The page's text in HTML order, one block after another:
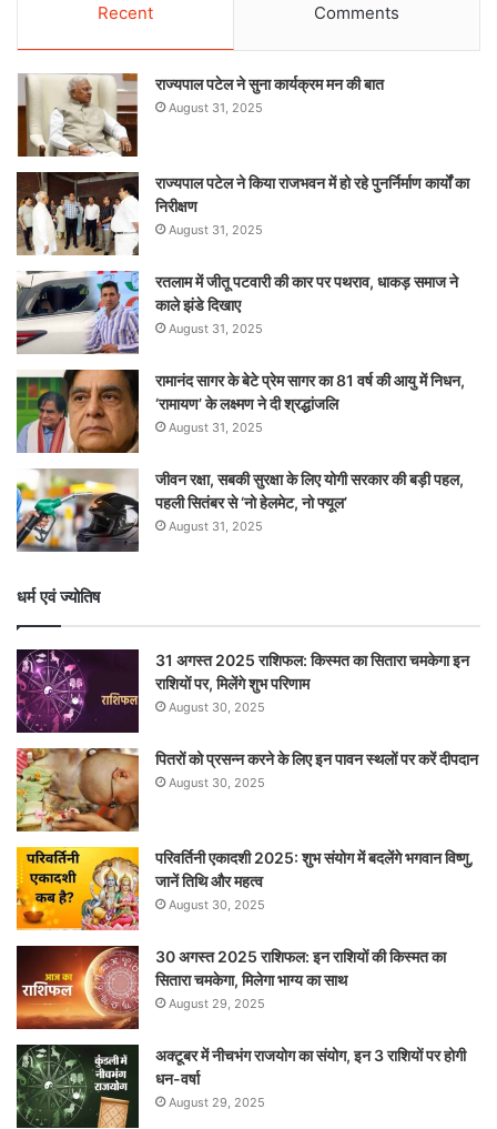
Recent Comments
राज्यपाल पटेल ने सुना कार्यक्रम मन की बात
August 31, 2025
राज्यपाल पटेल ने किया राजभवन में हो रहे पुनर्निर्माण कार्यों का
निरीक्षण
August 31, 2025
रतलाम में जीतू पटवारी की कार पर पथराव, धाकड़ समाज ने
काले झंडे दिखाए
August 31, 2025
रामानंद सागर के बेटे प्रेम सागर का 81 वर्ष की आयु में निधन,
‘रामायण’ के लक्ष्मण ने दी श्रद्धांजलि
August 31, 2025
जीवन रक्षा, सबकी सुरक्षा के लिए योगी सरकार की बड़ी पहल,
पहली सितंबर से ‘नो हेलमेट, नो फ्यूल’
August 31, 2025
धर्म एवं ज्योतिष
31 अगस्त 2025 राशिफल: किस्मत का सितारा चमकेगा इन
राशियों पर, मिलेंगे शुभ परिणाम
August 30, 2025
पितरों को प्रसन्न करने के लिए इन पावन स्थलों पर करें दीपदान
August 30, 2025
परिवर्तिनी एकादशी 2025: शुभ संयोग में बदलेंगे भगवान विष्णु,
जानें तिथि और महत्व
August 30, 2025
30 अगस्त 2025 राशिफल: इन राशियों की किस्मत का
सितारा चमकेगा, मिलेगा भाग्य का साथ
August 29, 2025
अक्टूबर में नीचभंग राजयोग का संयोग, इन 3 राशियों पर होगी
धन-वर्षा
August 29, 2025